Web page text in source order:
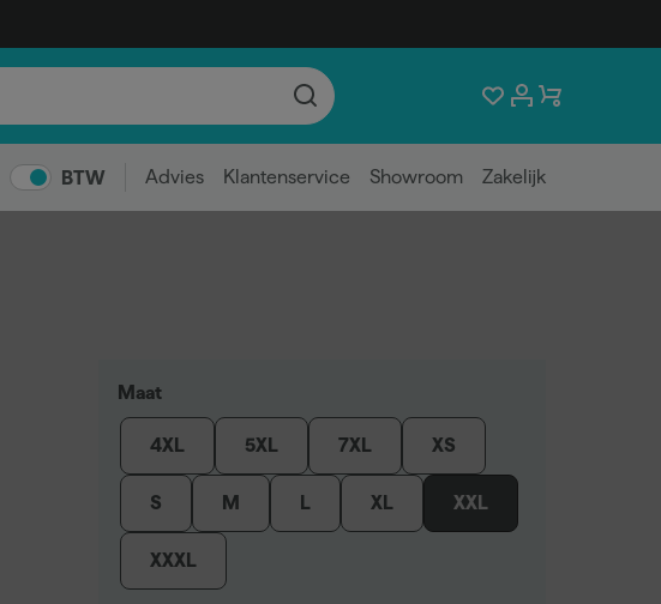
BTW Advies Klantenservice Showroom Zakelijk
Maat
4XL 5XL 7XL XS
S M L XL XXL
XXXL